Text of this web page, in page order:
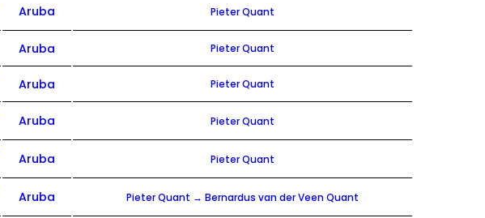
Aruba Pieter Quant
Aruba Pieter Quant
Aruba Pieter Quant
Aruba Pieter Quant
Aruba Pieter Quant
Aruba Pieter Quant → Bernardus van der Veen Quant